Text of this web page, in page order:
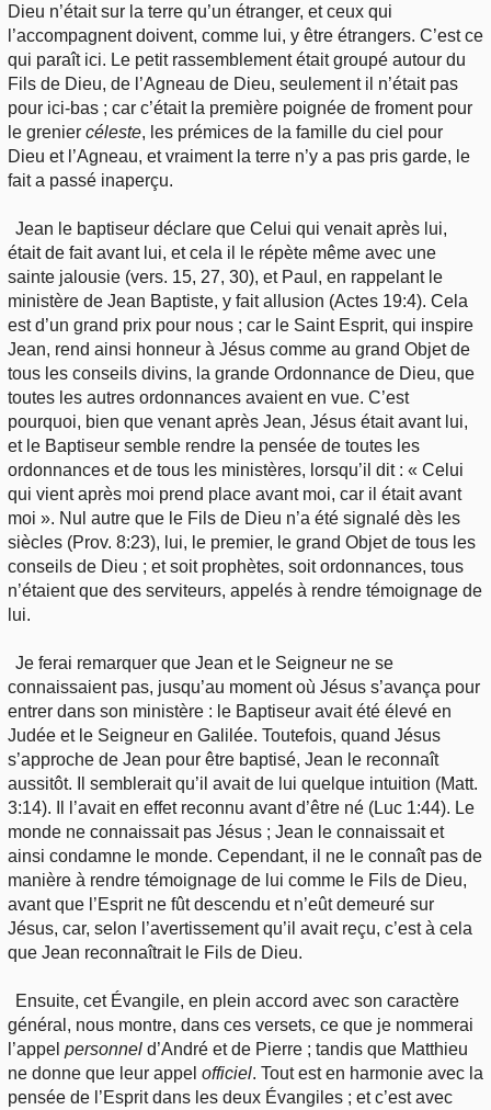
Dieu n’était sur la terre qu’un étranger, et ceux qui
l’accompagnent doivent, comme lui, y être étrangers. C’est ce
qui paraît ici. Le petit rassemblement était groupé autour du
Fils de Dieu, de l’Agneau de Dieu, seulement il n’était pas
pour ici-bas ; car c’était la première poignée de froment pour
le grenier céleste, les prémices de la famille du ciel pour
Dieu et l’Agneau, et vraiment la terre n’y a pas pris garde, le
fait a passé inaperçu.
Jean le baptiseur déclare que Celui qui venait après lui,
était de fait avant lui, et cela il le répète même avec une
sainte jalousie (vers. 15, 27, 30), et Paul, en rappelant le
ministère de Jean Baptiste, y fait allusion (Actes 19:4). Cela
est d’un grand prix pour nous ; car le Saint Esprit, qui inspire
Jean, rend ainsi honneur à Jésus comme au grand Objet de
tous les conseils divins, la grande Ordonnance de Dieu, que
toutes les autres ordonnances avaient en vue. C’est
pourquoi, bien que venant après Jean, Jésus était avant lui,
et le Baptiseur semble rendre la pensée de toutes les
ordonnances et de tous les ministères, lorsqu’il dit : « Celui
qui vient après moi prend place avant moi, car il était avant
moi ». Nul autre que le Fils de Dieu n’a été signalé dès les
siècles (Prov. 8:23), lui, le premier, le grand Objet de tous les
conseils de Dieu ; et soit prophètes, soit ordonnances, tous
n’étaient que des serviteurs, appelés à rendre témoignage de
lui.
Je ferai remarquer que Jean et le Seigneur ne se
connaissaient pas, jusqu’au moment où Jésus s’avança pour
entrer dans son ministère : le Baptiseur avait été élevé en
Judée et le Seigneur en Galilée. Toutefois, quand Jésus
s’approche de Jean pour être baptisé, Jean le reconnaît
aussitôt. Il semblerait qu’il avait de lui quelque intuition (Matt.
3:14). Il l’avait en effet reconnu avant d’être né (Luc 1:44). Le
monde ne connaissait pas Jésus ; Jean le connaissait et
ainsi condamne le monde. Cependant, il ne le connaît pas de
manière à rendre témoignage de lui comme le Fils de Dieu,
avant que l’Esprit ne fût descendu et n’eût demeuré sur
Jésus, car, selon l’avertissement qu’il avait reçu, c’est à cela
que Jean reconnaîtrait le Fils de Dieu.
Ensuite, cet Évangile, en plein accord avec son caractère
général, nous montre, dans ces versets, ce que je nommerai
l’appel personnel d’André et de Pierre ; tandis que Matthieu
ne donne que leur appel officiel. Tout est en harmonie avec la
pensée de l’Esprit dans les deux Évangiles ; et c’est avec